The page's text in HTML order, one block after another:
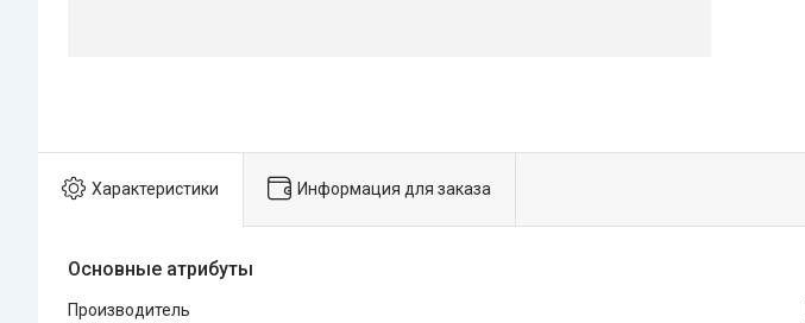
Характеристики Информация для заказа
Основные атрибуты
Производитель